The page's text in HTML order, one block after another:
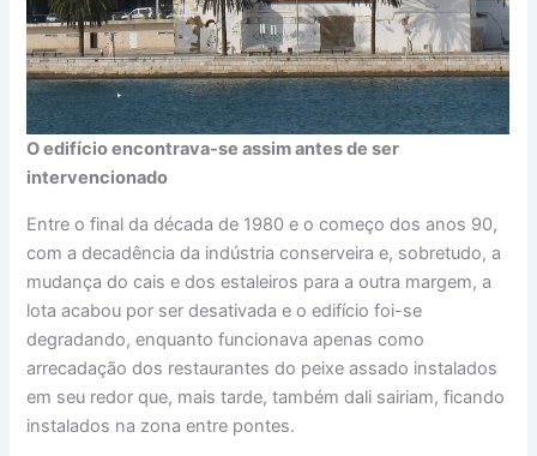
O edifício encontrava-se assim antes de ser
intervencionado
Entre o final da década de 1980 e o começo dos anos 90,
com a decadência da indústria conserveira e, sobretudo, a
mudança do cais e dos estaleiros para a outra margem, a
lota acabou por ser desativada e o edifício foi-se
degradando, enquanto funcionava apenas como
arrecadação dos restaurantes do peixe assado instalados
em seu redor que, mais tarde, também dali sairiam, ficando
instalados na zona entre pontes.